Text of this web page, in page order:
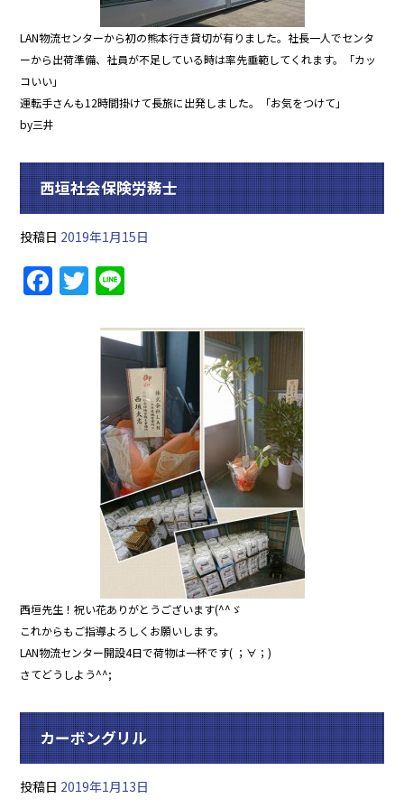
LAN物流センターから初の熊本行き貸切が有りました。社長一人でセンタ
ーから出荷準備、社員が不足している時は率先垂範してくれます。「カッ
コいい」
運転手さんも12時間掛けて長旅に出発しました。「お気をつけて」
by三井
西垣社会保険労務士
投稿日 2019年1月15日
F
a
T
w
itt
er
e
西垣先生！祝い花ありがとうございます(^^ゞ
これからもご指導よろしくお願いします。
LAN物流センター開設4日で荷物は一杯です( ；∀；)
さてどうしよう^^;
カーボングリル
投稿日 2019年1月13日